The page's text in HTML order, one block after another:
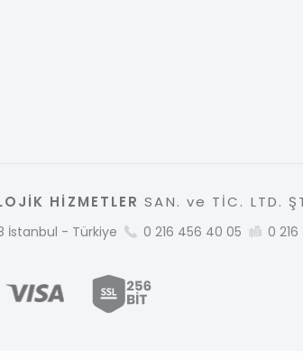
HİZMETLER SAN. ve TİC. LTD.
İstanbul - Türkiye 0 216 456 40 05 0